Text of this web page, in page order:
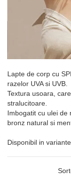
Lapte de corp cu
razelor UVA si UVB.
Textura usoara,
stralucitoare.
Imbogatit cu ulei de
bronz natural si
Disponibil in